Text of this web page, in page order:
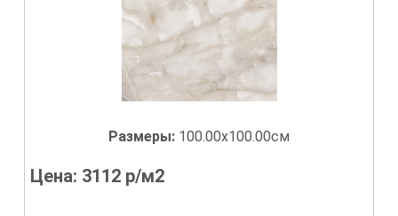
Размеры: 100.00x100.00см
Цена: 3112 р/м2